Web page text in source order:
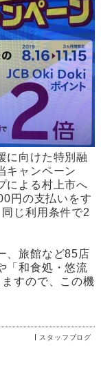
に向けた特別融
キャンペーン
による村上市へ
円の支払いをす
じ利用条件で2
、旅館など85店
「和食処・悠流
すので、この機
スタッフブログ